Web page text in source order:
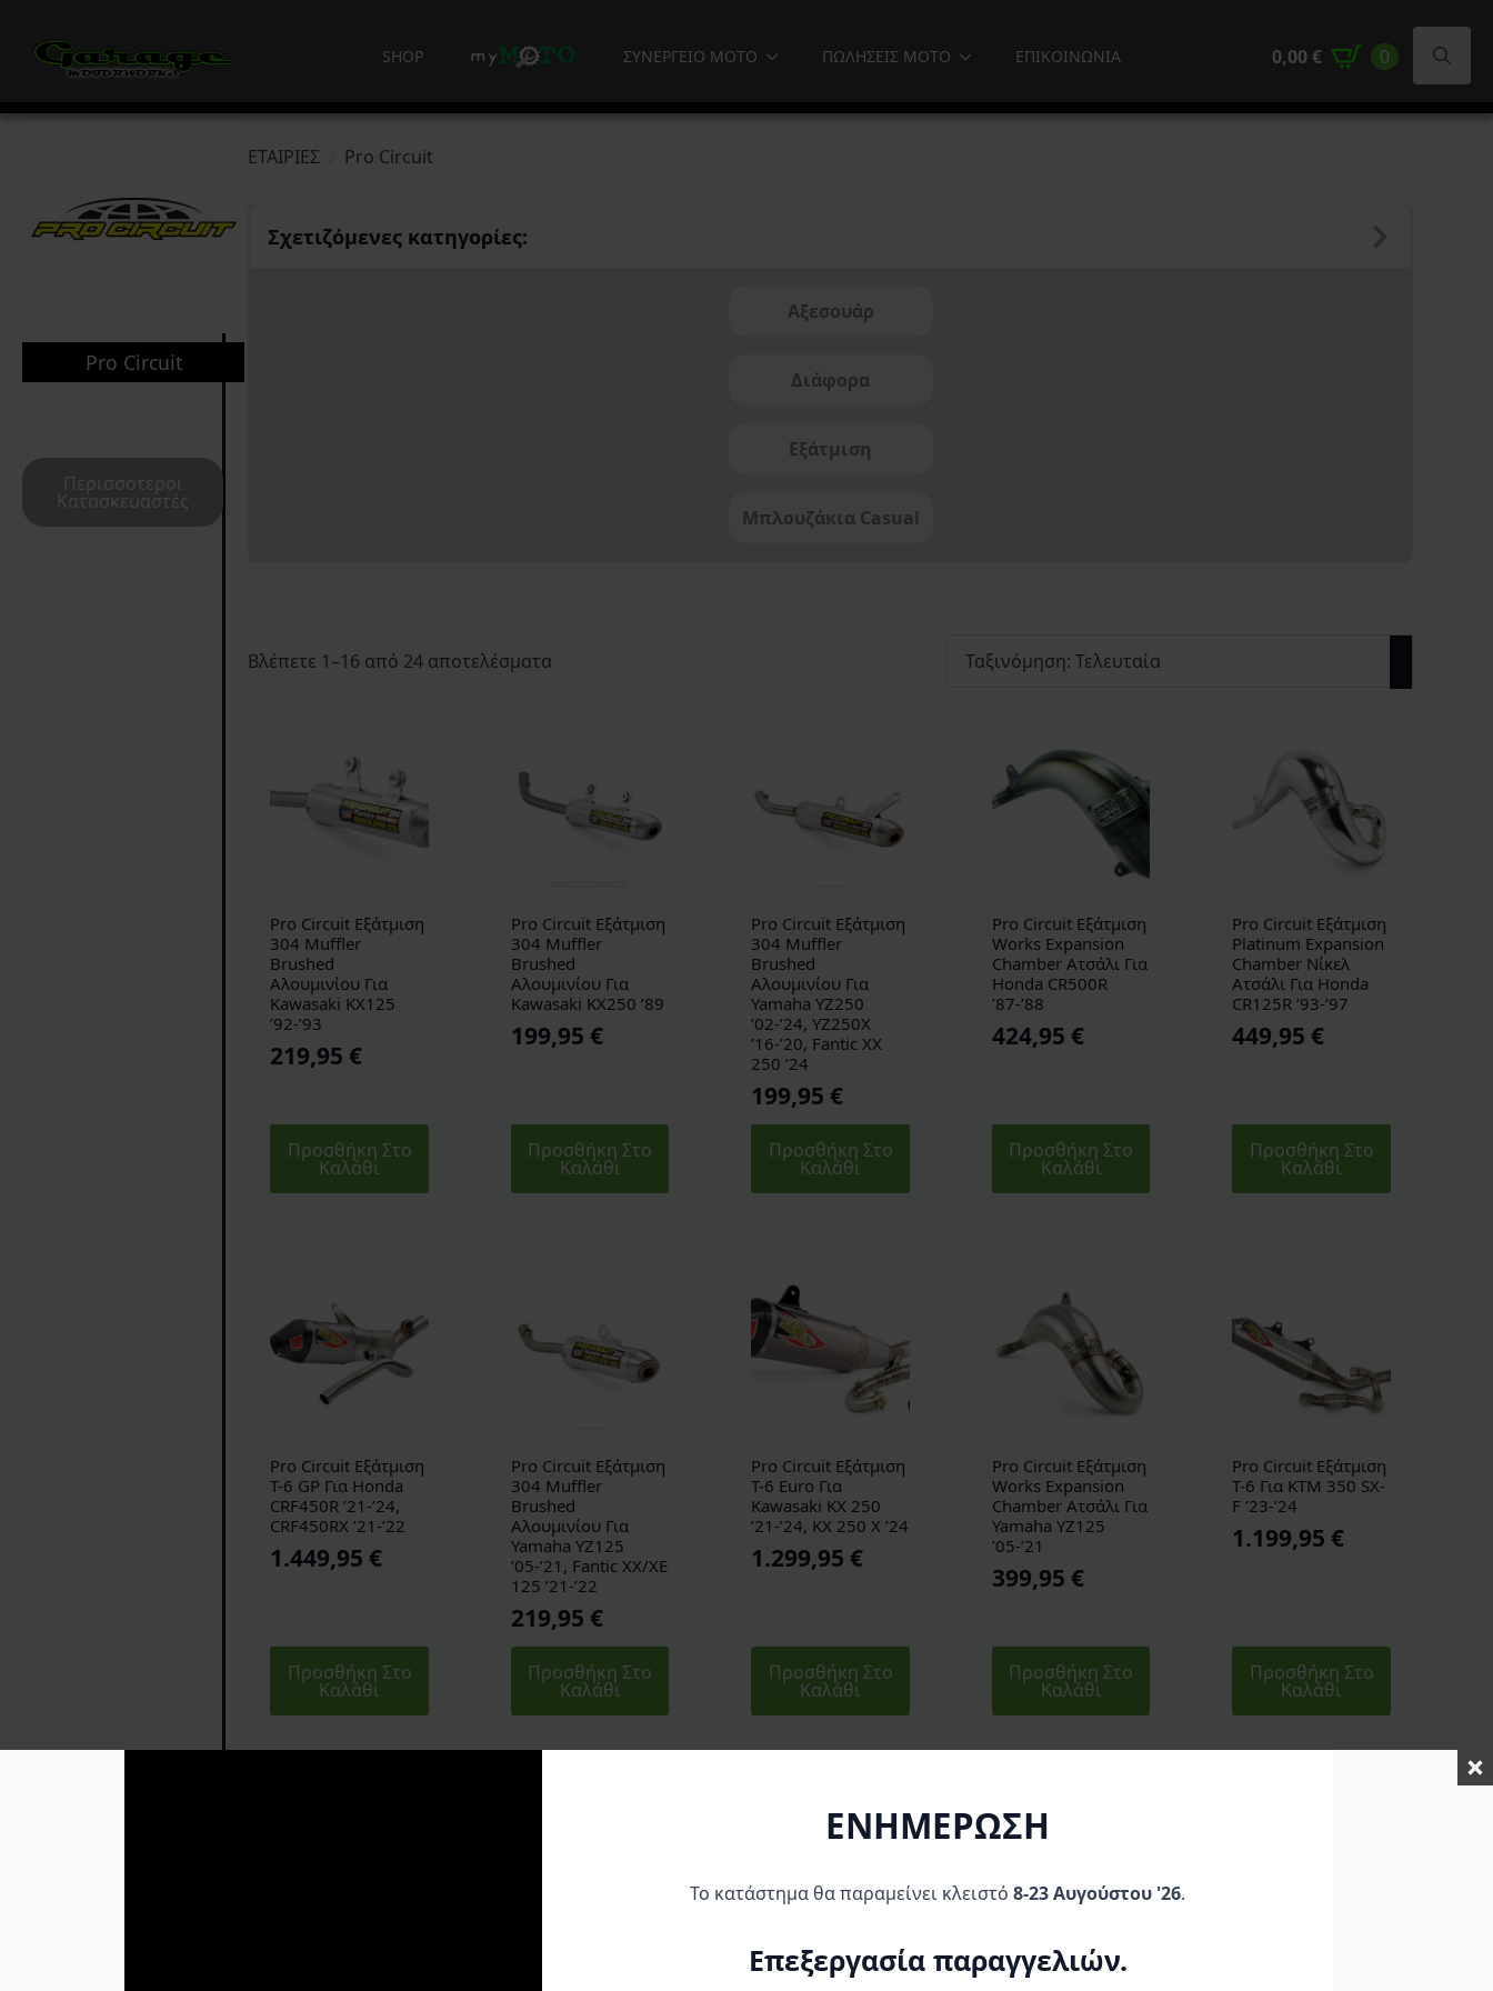
SHOP ΣΥΝΕΡΓΕΙΟ MOTO ΠΩΛΗΣΕΙΣ MOTO ΕΠΙΚΟΙΝΩΝΙΑ 0,00 €
0
for:
Pro Circuit
Περισσοτεροι
Κατασκευαστές
ΕΤΑΙΡΙΕΣ Pro Circuit
Σχετιζόμενες κατηγορίες:
Αξεσουάρ
Διάφορα
Εξάτμιση
Μπλουζάκια Casual
Βλέπετε 1–16 από 24 αποτελέσματα
Pro Circuit Εξάτμιση
304 Muffler
Brushed
Αλουμινίου Για
Kawasaki KX125
’92-’93
219,95 €
Προσθήκη Στο
Καλάθι
Pro Circuit Εξάτμιση
304 Muffler
Brushed
Αλουμινίου Για
Kawasaki KX250 ’89
199,95 €
Προσθήκη Στο
Καλάθι
Pro Circuit Εξάτμιση
304 Muffler
Brushed
Αλουμινίου Για
Yamaha YZ250
’02-’24, ΥΖ250Χ
’16-’20, Fantic XX
250 ’24
199,95 €
Προσθήκη Στο
Καλάθι
Pro Circuit Εξάτμιση
Works Expansion
Chamber Ατσάλι Για
Honda CR500R
’87-’88
424,95 €
Προσθήκη Στο
Καλάθι
Pro Circuit Εξάτμιση
Platinum Expansion
Chamber Νίκελ
Ατσάλι Για Honda
CR125R ’93-’97
449,95 €
Προσθήκη Στο
Καλάθι
Pro Circuit Εξάτμιση
T-6 GP Για Honda
CRF450R ’21-’24,
CRF450RX ’21-’22
1.449,95 €
Προσθήκη Στο
Καλάθι
Pro Circuit Εξάτμιση
304 Muffler
Brushed
Αλουμινίου Για
Yamaha YZ125
’05-’21, Fantic XX/XE
125 ’21-’22
219,95 €
Προσθήκη Στο
Καλάθι
Pro Circuit Εξάτμιση
T-6 Euro Για
Kawasaki KX 250
’21-’24, KX 250 X ’24
1.299,95 €
Προσθήκη Στο
Καλάθι
Pro Circuit Εξάτμιση
Works Expansion
Chamber Ατσάλι Για
Yamaha YZ125
’05-’21
399,95 €
Προσθήκη Στο
Καλάθι
Pro Circuit Εξάτμιση
T-6 Για KTM 350 SX-
F ’23-’24
1.199,95 €
Προσθήκη Στο
Καλάθι
ΕΝΗΜΕΡΩΣΗ
Το κατάστημα θα παραμείνει κλειστό 8-23 Αυγούστου '26.
Επεξεργασία παραγγελιών.